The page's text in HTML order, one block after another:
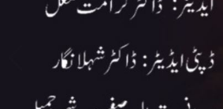
Previous